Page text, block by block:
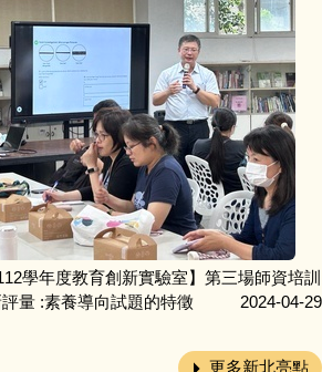
學年度教育創新實驗室】第三場師資培訓
量 :素養導向試題的特徵
2024-04-29
更多新北亮點